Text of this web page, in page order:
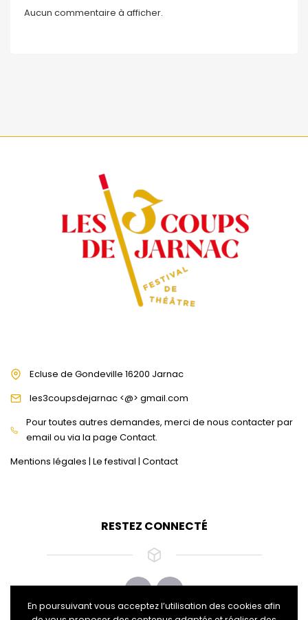
Aucun commentaire à afficher.
Ecluse de Gondeville 16200 Jarnac
les3coupsdejarnac <@> gmail.com
Pour toutes autres demandes, merci de nous contacter par
email ou via la page Contact.
Mentions légales | Le festival | Contact
RESTEZ CONNECTÉ
En poursuivant vous acceptez l’utilisation des cookies afin